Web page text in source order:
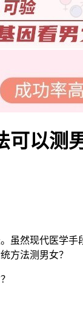
可以测
然现代医学手
方法测男女？